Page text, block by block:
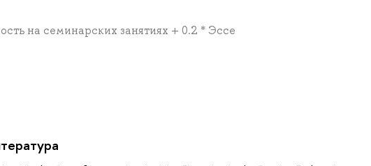
на семинарских занятиях + 0.2 * Эссе